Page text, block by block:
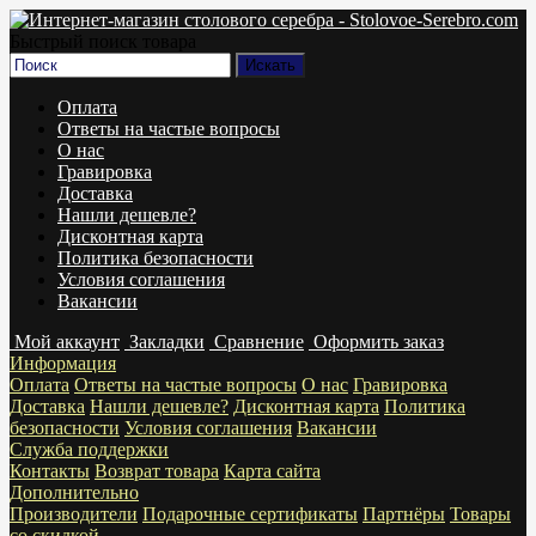
Оплата
Ответы на частые вопросы
О нас
Гравировка
Доставка
Нашли дешевле?
Дисконтная карта
Политика безопасности
Условия соглашения
Вакансии
Мой аккаунт Закладки Сравнение Оформить заказ
Информация
Оплата Ответы на частые вопросы О нас Гравировка
Доставка Нашли дешевле? Дисконтная карта Политика
безопасности Условия соглашения Вакансии
Служба поддержки
Контакты Возврат товара Карта сайта
Дополнительно
Производители Подарочные сертификаты Партнёры Товары